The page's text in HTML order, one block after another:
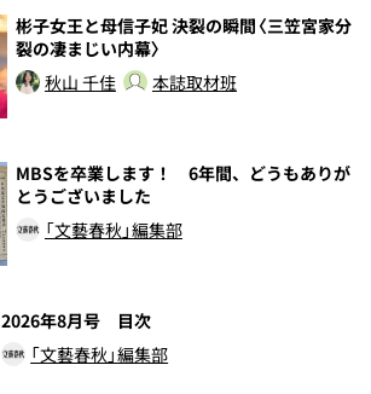
彬子女王と母信子妃 決裂の瞬間〈三笠宮家分
裂の凄まじい内幕〉
秋山 千佳
本誌取材班
MBSを卒業します！ 6年間、どうもありが
とうございました
「文藝春秋」編集部
2026年8月号 目次
「文藝春秋」編集部